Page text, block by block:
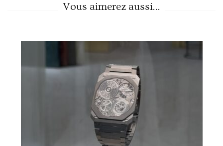
Vous aimerez aussi...